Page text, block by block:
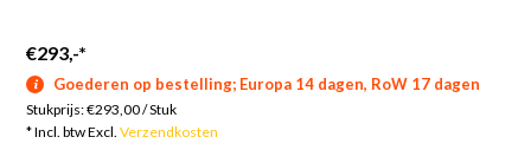
€293,-*
Goederen op bestelling; Europa 14 dagen, RoW 17 dagen
Stukprijs:€293,00/Stuk
* Incl. btw Excl.Verzendkosten